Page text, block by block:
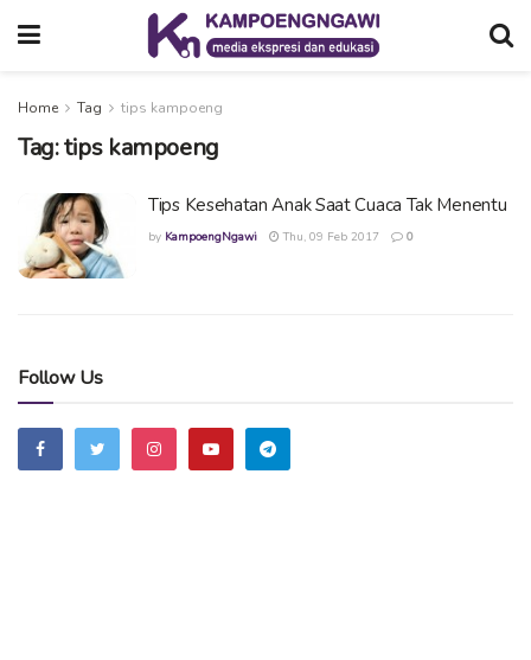
Home Tag tips kampoeng
Tag:tips kampoeng
Tips Kesehatan Anak Saat Cuaca Tak Menentu
by KampoengNgawi Thu, 09 Feb 2017 0
Follow Us